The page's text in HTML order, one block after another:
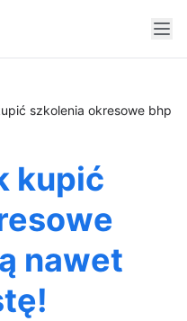
szkolenia okresowe bhp
kupić
nawet